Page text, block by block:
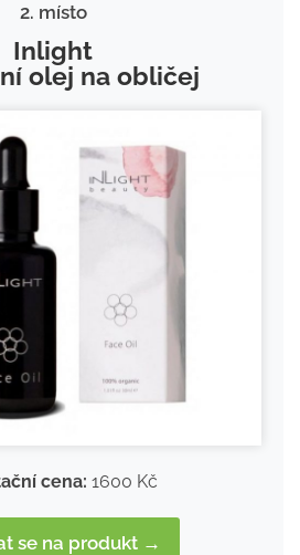
2. místo
Inlight
olej na obličej
cena: 1600 Kč
se na produkt →